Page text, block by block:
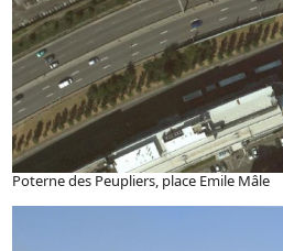
Poterne des Peupliers, place Emile Mâle